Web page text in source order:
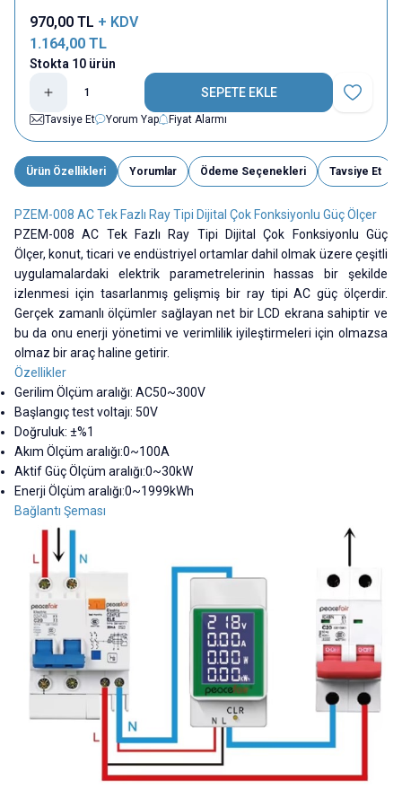
970,00 TL + KDV
1.164,00 TL
Stokta 10 ürün
SEPETE EKLE
Favoriye
Tavsiye Et
Yorum Yap Fiyat Alarmı
Ürün Özellikleri Yorumlar Ödeme Seçenekleri Tavsiye Et
PZEM-008 AC Tek Fazlı Ray Tipi Dijital Çok Fonksiyonlu Güç Ölçer
PZEM-008 AC Tek Fazlı Ray Tipi Dijital Çok Fonksiyonlu Güç
Ölçer, konut, ticari ve endüstriyel ortamlar dahil olmak üzere çeşitli
uygulamalardaki elektrik parametrelerinin hassas bir şekilde
izlenmesi için tasarlanmış gelişmiş bir ray tipiACgüç ölçerdir.
Gerçek zamanlı ölçümler sağlayan net bir LCD ekrana sahiptir ve
bu da onu enerji yönetimi ve verimlilik iyileştirmeleri için olmazsa
olmaz bir araç haline getirir.
Özellikler
Gerilim Ölçüm aralığı: AC50~300V
Başlangıç test voltajı: 50V
Doğruluk: ±%1
Akım Ölçüm aralığı:0~100A
Aktif GüçÖlçüm aralığı:0~30kW
Enerji Ölçüm aralığı:0~1999kWh
Bağlantı Şeması